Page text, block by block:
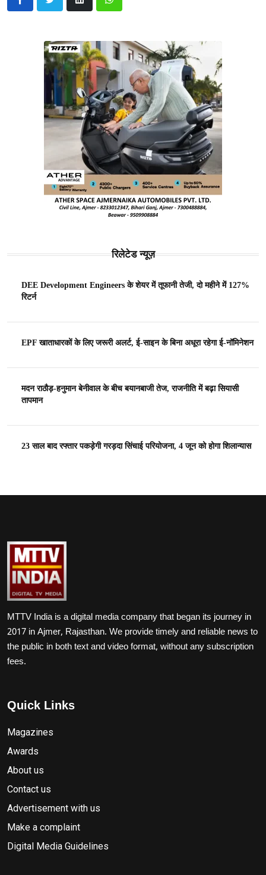
रिलेटेड न्यूज़
DEE Development Engineers के शेयर में तूफानी तेजी, दो महीने में 127%
रिटर्न
EPF खाताधारकों के लिए जरूरी अलर्ट, ई-साइन के बिना अधूरा रहेगा ई-नॉमिनेशन
मदन राठौड़-हनुमान बेनीवाल के बीच बयानबाजी तेज, राजनीति में बढ़ा सियासी
तापमान
23 साल बाद रफ्तार पकड़ेगी गरड़दा सिंचाई परियोजना, 4 जून को होगा शिलान्यास
MTTV India is a digital media company that began its journey in
2017 in Ajmer, Rajasthan. We provide timely and reliable news to
the public in both text and video format, without any subscription
fees.
Quick Links
Magazines
Awards
About us
Contact us
Advertisement with us
Make a complaint
Digital Media Guidelines